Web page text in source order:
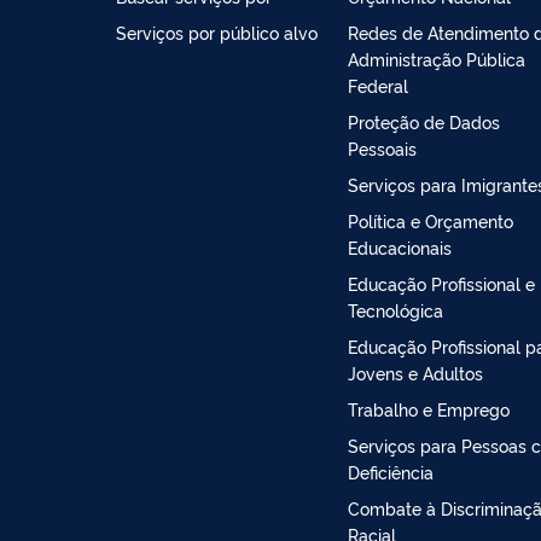
Serviços por público alvo
Redes de Atendimento
Administração Pública
Federal
Proteção de Dados
Pessoais
Serviços para
Política e Orçamento
Educacionais
Educação Profissional e
Tecnológica
Educação Profissional
Jovens e Adultos
Trabalho e Emprego
Serviços para Pessoas
Deficiência
Combate à
Racial